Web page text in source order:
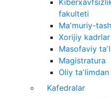
fakulteti
Maʼmuriy-
Xorijiy
Masofaviy
Magistratura
Oliy
Kafedralar